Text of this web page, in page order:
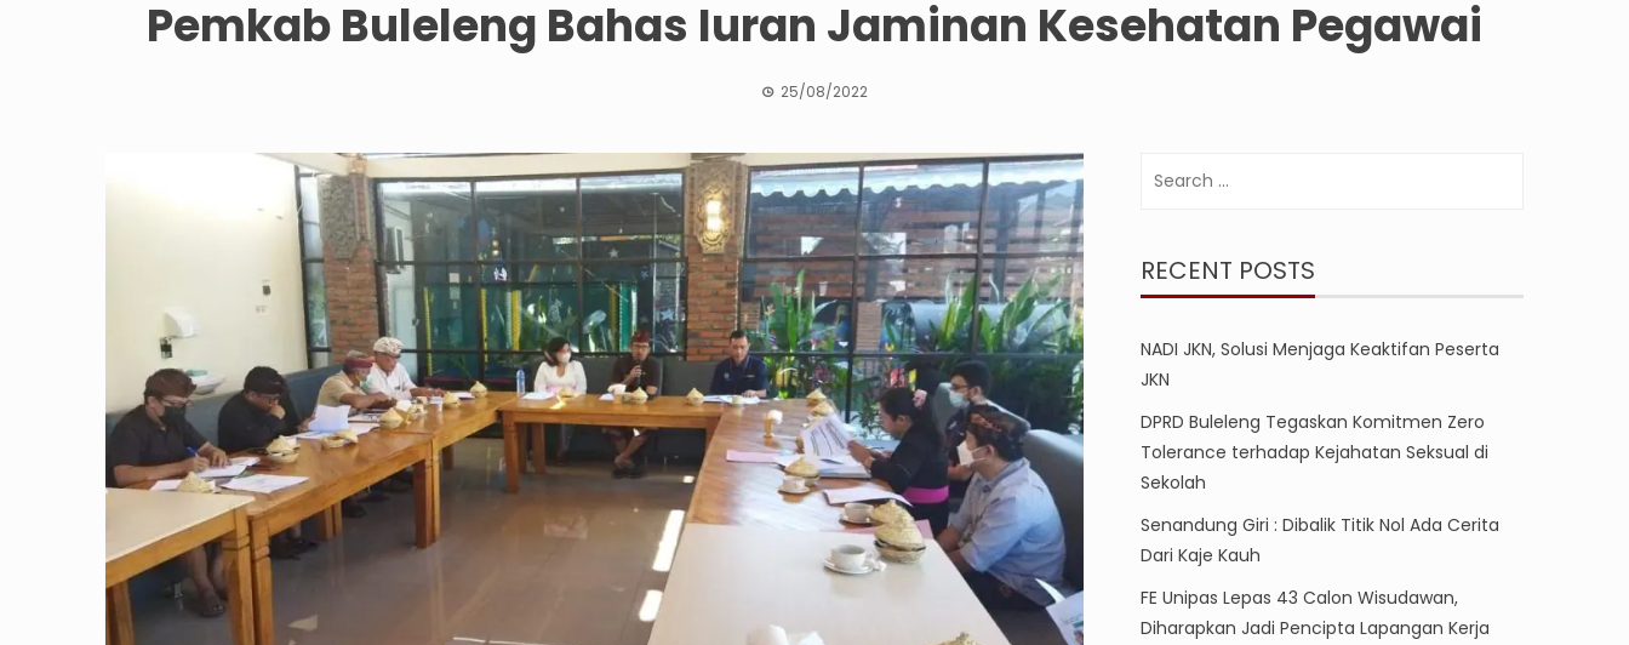
Pemkab Buleleng Bahas Iuran Jaminan Kesehatan Pegawai
25/08/2022
RECENT POSTS
NADI JKN, Solusi Menjaga Keaktifan Peserta
JKN
DPRD Buleleng Tegaskan Komitmen Zero
Tolerance terhadap Kejahatan Seksual di
Sekolah
Senandung Giri : Dibalik Titik Nol Ada Cerita
Dari Kaje Kauh
FE Unipas Lepas 43 Calon Wisudawan,
Diharapkan Jadi Pencipta Lapangan Kerja